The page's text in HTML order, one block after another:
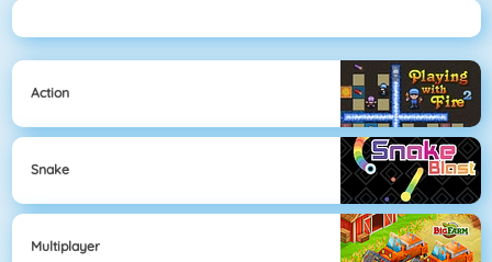
Action
Snake
Multiplayer